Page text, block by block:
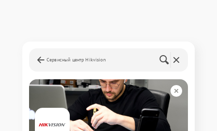
Сервисный центр Hikvision